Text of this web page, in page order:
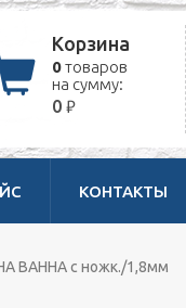
Корзина
0товаров
на сумму:
0 ₽
КОНТАКТЫ
ВАННА с ножк./1,8мм